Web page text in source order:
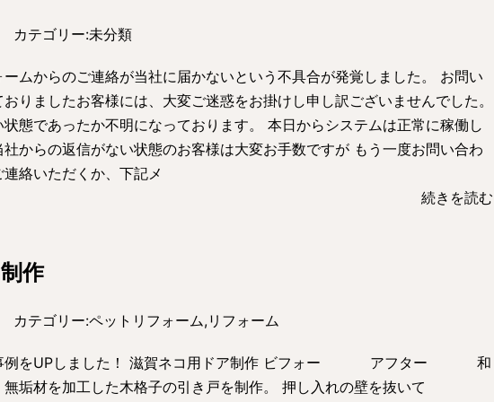
カテゴリー:未分類
ムからのご連絡が当社に届かないという不具合が発覚しました。 お問い
りましたお客様には、大変ご迷惑をお掛けし申し訳ございませんでした。
態であったか不明になっております。 本日からシステムは正常に稼働し
からの返信がない状態のお客様は大変お手数ですが もう一度お問い合わ
絡いただくか、下記メ
続きを読む
作
カテゴリー:ペットリフォーム,リフォーム
事例をUPしました！ 滋賀ネコ用ドア制作 ビフォー アフター 和
垢材を加工した木格子の引き戸を制作。 押し入れの壁を抜いて